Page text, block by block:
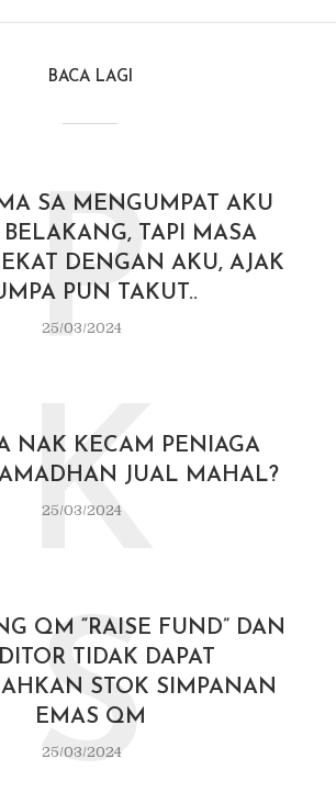
BACA LAGI
SA MENGUMPAT AKU
BELAKANG, TAPI MASA
DENGAN AKU, AJAK
PUN TAKUT..
25/03/2024
P
NAK KECAM PENIAGA
JUAL MAHAL?
25/03/2024
K
QM “RAISE FUND” DAN
TIDAK DAPAT
STOK SIMPANAN
EMAS QM
25/03/2024
S